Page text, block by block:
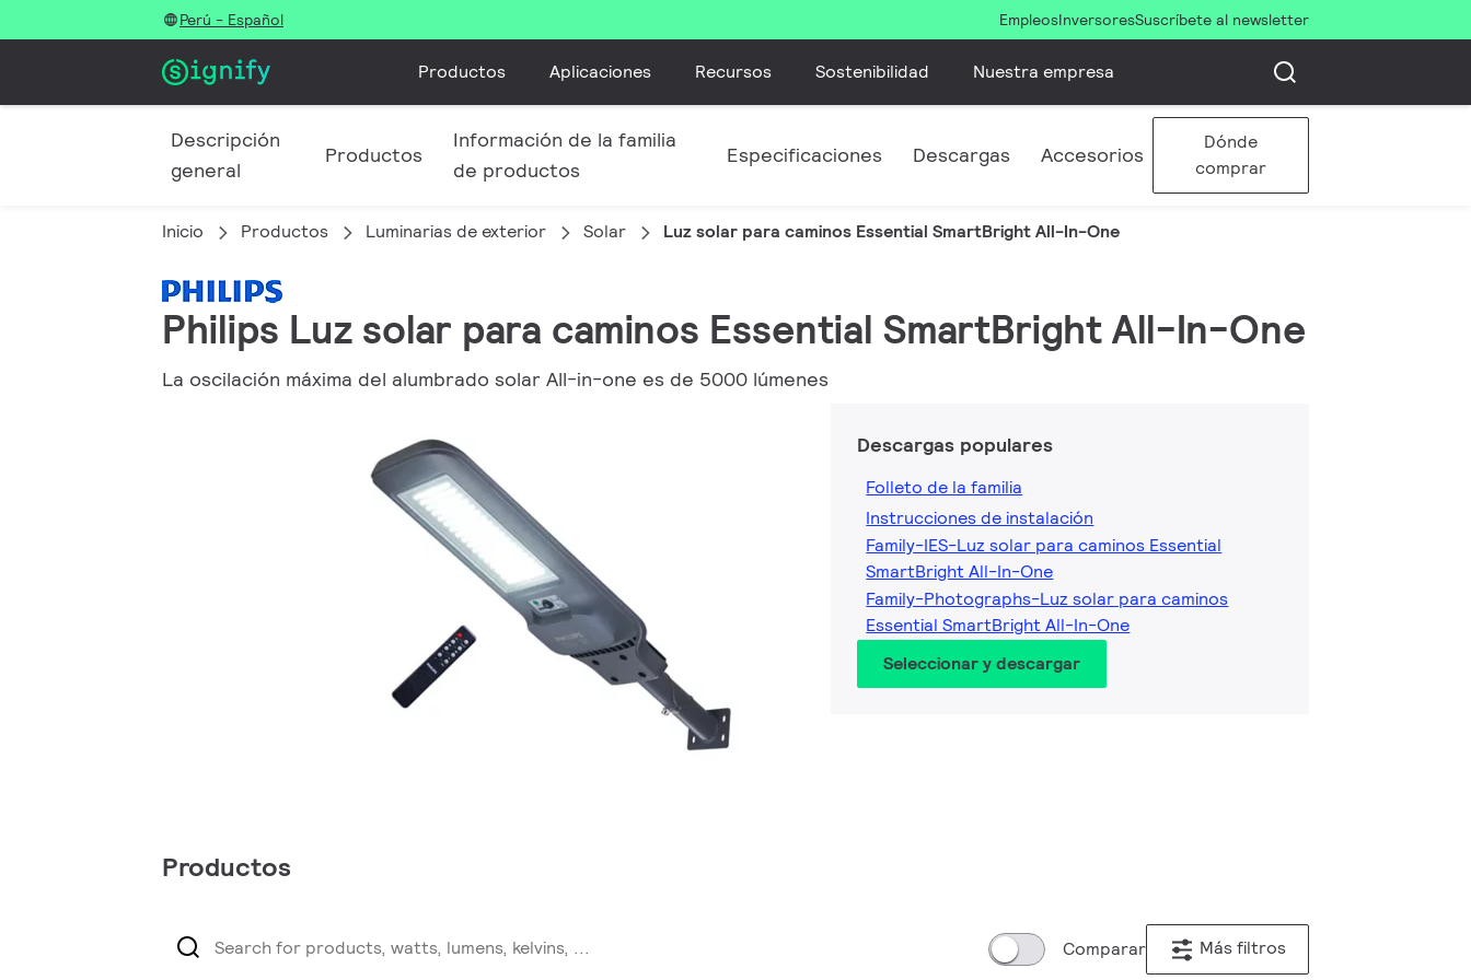
Perú - Español EmpleosInversoresSuscríbete al newsletter
Productos Aplicaciones Recursos Sostenibilidad Nuestra empresa
Descripción
general
Productos
Información de la familia
de productos
Especificaciones Descargas Accesorios
Dónde
comprar
Inicio Productos Luminarias de exterior Solar Luz solar para caminos Essential SmartBright All-In-One
Philips Luz solar para caminos Essential SmartBright All-In-One
La oscilación máxima del alumbrado solar All-in-one es de 5000 lúmenes
Descargas populares
Folleto de la familia
Instrucciones de instalación
Family-IES-Luz solar para caminos Essential
SmartBright All-In-One
Family-Photographs-Luz solar para caminos
Essential SmartBright All-In-One
Seleccionar y descargar
Productos
Comparar Más filtros